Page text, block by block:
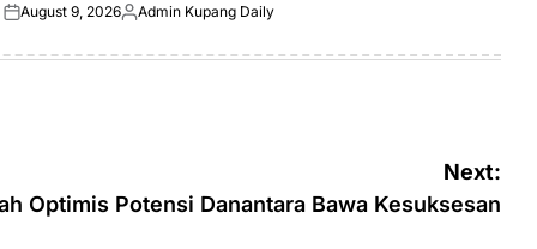
Posted
August 9, 2026Posted
Admin Kupang Daily
Next:
Optimis Potensi Danantara Bawa Kesuksesan